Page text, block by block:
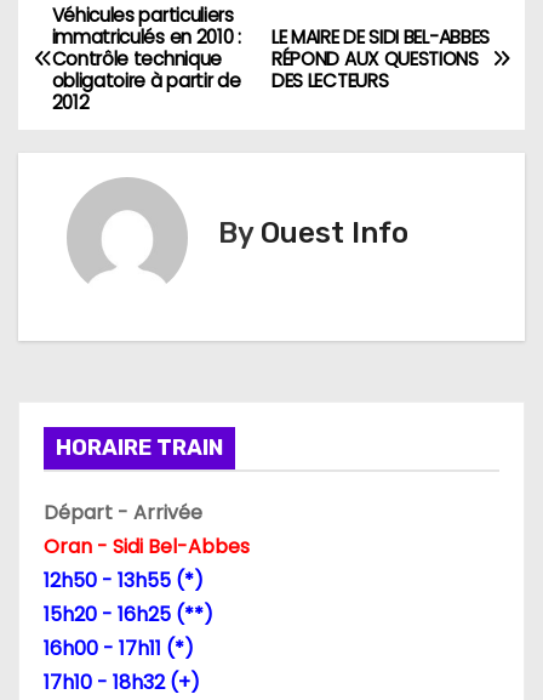
N
a
t
o
n
d
e
LE MAIRE DE SIDI BEL-ABBES
RÉPOND AUX QUESTIONS
DES LECTEURS
Véhicules particuliers
immatriculés en 2010 :
Contrôle technique
obligatoire à partir de
2012
By Ouest Info
HORAIRE TRAIN
Départ - Arrivée
Oran - Sidi Bel-Abbes
12h50 - 13h55 (*)
15h20 - 16h25 (**)
16h00 - 17h11 (*)
17h10 - 18h32 (+)